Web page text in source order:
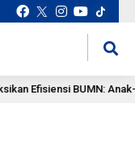
BUMN: Anak-Cucu